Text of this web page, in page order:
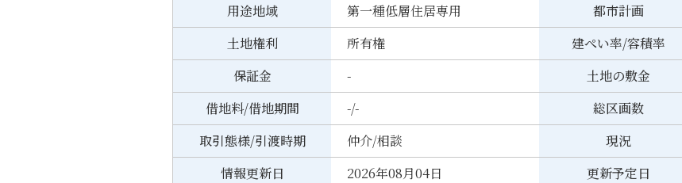
用途地域
第一種低層住居専用 都市計画
土地権利
所有権 建ぺい率/容積率
保証金
- 土地の敷金
借地料/借地期間
-/- 総区画数
取引態様/引渡時期
仲介/相談 現況
情報更新日
2026年08月04日 更新予定日